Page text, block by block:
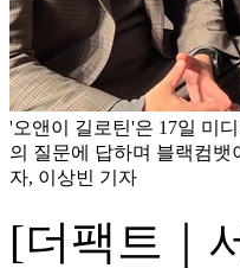
'오앤이 길로틴'은 17일 미
의 질문에 답하며 블랙컴
자, 이상빈 기자
[더팩트｜